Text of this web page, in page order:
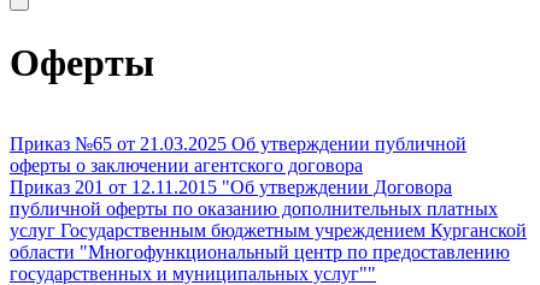
Оферты
Приказ №65 от 21.03.2025 Об утверждении публичной
оферты о заключении агентского договора
Приказ 201 от 12.11.2015 "Об утверждении Договора
публичной оферты по оказанию дополнительных платных
услуг Государственным бюджетным учреждением Курганской
области "Многофункциональный центр по предоставлению
государственных и муниципальных услуг""